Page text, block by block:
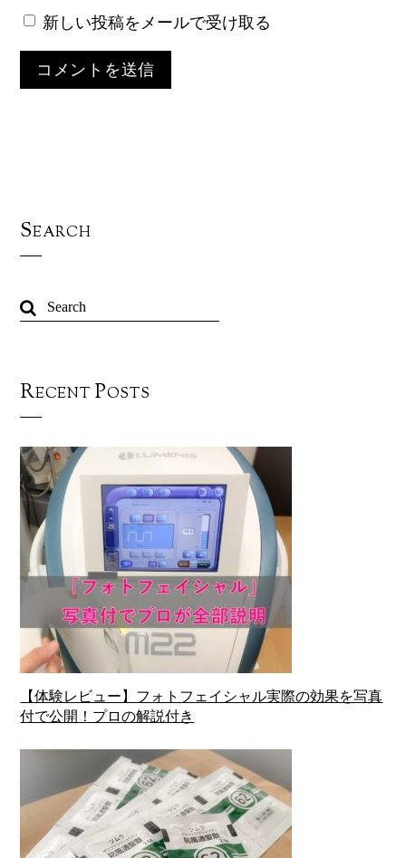
新しい投稿をメールで受け取る
Search
Recent Posts
【体験レビュー】フォトフェイシャル実際の効果を写真
付で公開！プロの解説付き